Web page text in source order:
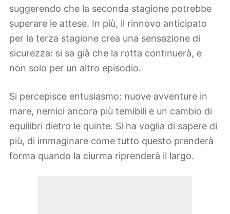
suggerendo che la seconda stagione potrebbe
superare le attese. In più, il rinnovo anticipato
per la terza stagione crea una sensazione di
sicurezza: si sa già che la rotta continuerà, e
non solo per un altro episodio.
Si percepisce entusiasmo: nuove avventure in
mare, nemici ancora più temibili e un cambio di
equilibri dietro le quinte. Si ha voglia di sapere di
più, di immaginare come tutto questo prenderà
forma quando la ciurma riprenderà il largo.